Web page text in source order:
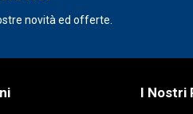
novità ed offerte.
I Nostri